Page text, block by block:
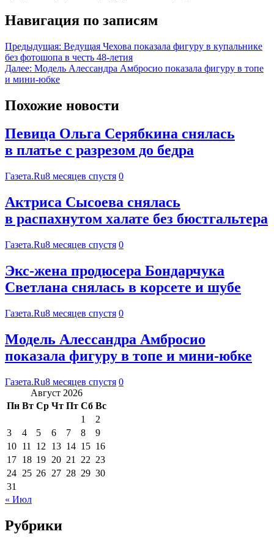
Навигация по записям
Предыдущая: Ведущая Чехова показала фигуру в купальнике
без фотошопа в честь 48-летия
Далее: Модель Алессандра Амбросио показала фигуру в топе
и мини-юбке
Похожие новости
Певица Ольга Серябкина снялась
в платье с разрезом до бедра
Газета.Ru8 месяцев спустя 0
Актриса Сысоева снялась
в распахнутом халате без бюстгальтера
Газета.Ru8 месяцев спустя 0
Экс-жена продюсера Бондарчука
Светлана снялась в корсете и шубе
Газета.Ru8 месяцев спустя 0
Модель Алессандра Амбросио
показала фигуру в топе и мини-юбке
Газета.Ru8 месяцев спустя 0
Август 2026
Пн Вт Ср Чт Пт Сб Вс
1
2
3
4 5 6 7 8
9
10 11 12 13 14 15 16
17 18 19 20 21 22 23
24 25 26 27 28 29 30
31
« Июл
Рубрики